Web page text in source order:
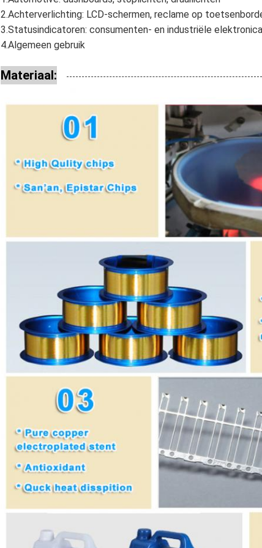
2.Achterverlichting: LCD-schermen, reclame op
3.Statusindicatoren: consumenten- en industriële elektronica
4.Algemeen gebruik
Materiaal: